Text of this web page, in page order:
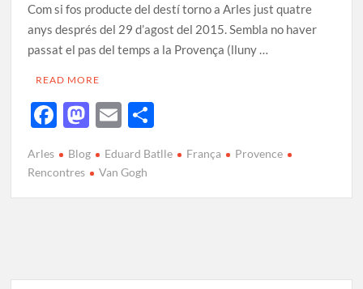
Com si fos producte del destí torno a Arles just quatre
anys després del 29 d’agost del 2015. Sembla no haver
passat el pas del temps a la Provença (lluny …
READ MORE
F
e
b
M
to
d
E
ail m
p
Arles Blog Eduard Batlle França
Provence
Rencontres
Van Gogh